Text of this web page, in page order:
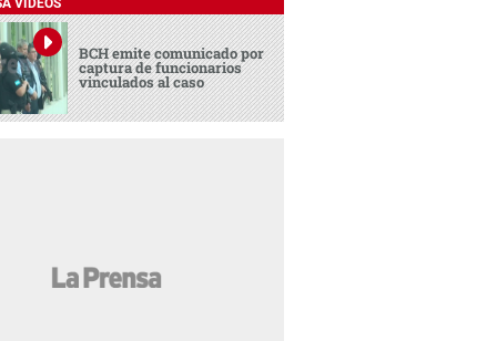
BCH emite comunicado por
captura de funcionarios
vinculados al caso